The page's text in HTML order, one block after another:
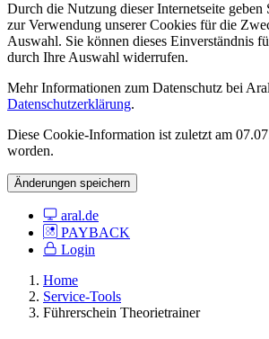
Durch die Nutzung dieser Internetseite geben
zur Verwendung unserer Cookies für die
Auswahl. Sie können dieses Einverständnis
durch Ihre Auswahl widerrufen.
Mehr Informationen zum Datenschutz bei
Datenschutzerklärung.
Diese Cookie-Information ist zuletzt am
worden.
Änderungen speichern
aral.de
PAYBACK
Login
Home
Service-Tools
Führerschein Theorietrainer